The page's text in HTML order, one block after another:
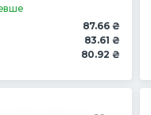
87.66 ₴
83.61 ₴
80.92 ₴